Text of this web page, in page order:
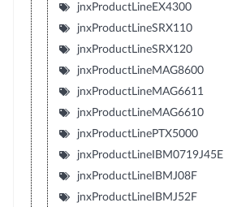
jnxProductLineEX4300
jnxProductLineSRX110
jnxProductLineSRX120
jnxProductLineMAG8600
jnxProductLineMAG6611
jnxProductLineMAG6610
jnxProductLinePTX5000
jnxProductLineIBM0719J45E
jnxProductLineIBMJ08F
jnxProductLineIBMJ52F